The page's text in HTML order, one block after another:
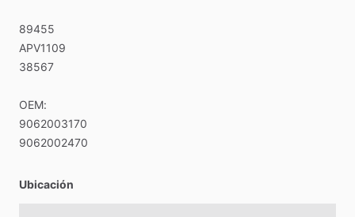
89455
APV1109
38567
OEM:
9062003170
9062002470
Ubicación